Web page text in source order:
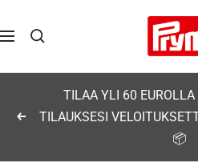
sisältöön
Navigaatio
Prym
Edellinen
TILAA YLI 60
TILAUKSESI
📦